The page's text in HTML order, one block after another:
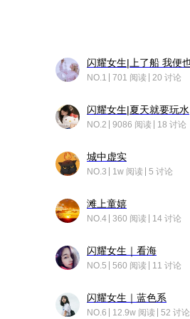
NO.1 701 阅读 20 讨论
NO.2 9086 阅读 18 讨论
城中虚实
NO.3 1w 阅读 5 讨论
滩上童嬉
NO.4 360 阅读 14 讨论
闪耀女生｜看海
NO.5 560 阅读 11 讨论
闪耀女生｜蓝色系
NO.6 12.9w 阅读 52 讨论